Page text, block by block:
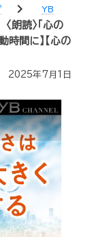
chevron_right
YB
〈朗読〉「心の
時間に】【心の
2025年7月1日